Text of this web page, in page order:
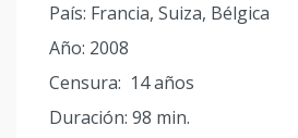
País: Francia, Suiza, Bélgica
Año: 2008
Censura: 14 años
Duración: 98 min.